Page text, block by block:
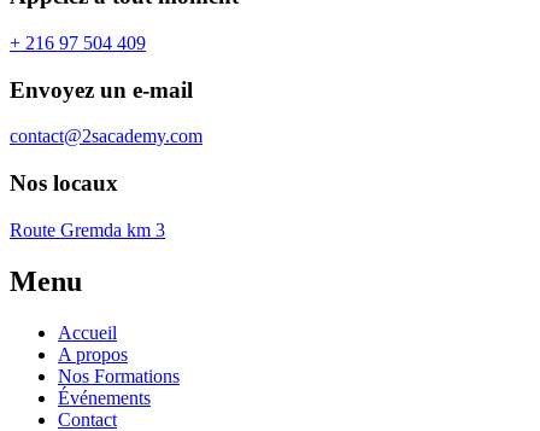
+ 216 97 504 409
Envoyez un e-mail
contact@2sacademy.com
Nos locaux
Route Gremda km 3
Menu
Accueil
A propos
Nos Formations
Événements
Contact